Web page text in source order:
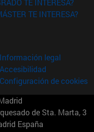
TE INTERESA?
TE INTERESA?
Información legal
Accesibilidad
Configuración de cookies
de Sta. Marta, 3
España